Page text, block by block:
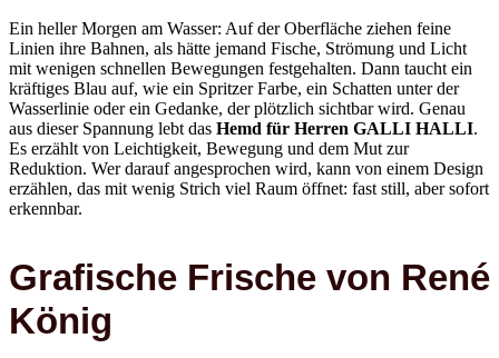
Ein heller Morgen am Wasser: Auf der Oberfläche ziehen feine
Linien ihre Bahnen, als hätte jemand Fische, Strömung und Licht
mit wenigen schnellen Bewegungen festgehalten. Dann taucht ein
kräftiges Blau auf, wie ein Spritzer Farbe, ein Schatten unter der
Wasserlinie oder ein Gedanke, der plötzlich sichtbar wird. Genau
aus dieser Spannung lebt das Hemd für Herren GALLI HALLI.
Es erzählt von Leichtigkeit, Bewegung und dem Mut zur
Reduktion. Wer darauf angesprochen wird, kann von einem Design
erzählen, das mit wenig Strich viel Raum öffnet: fast still, aber sofort
erkennbar.
Grafische Frische von René
König